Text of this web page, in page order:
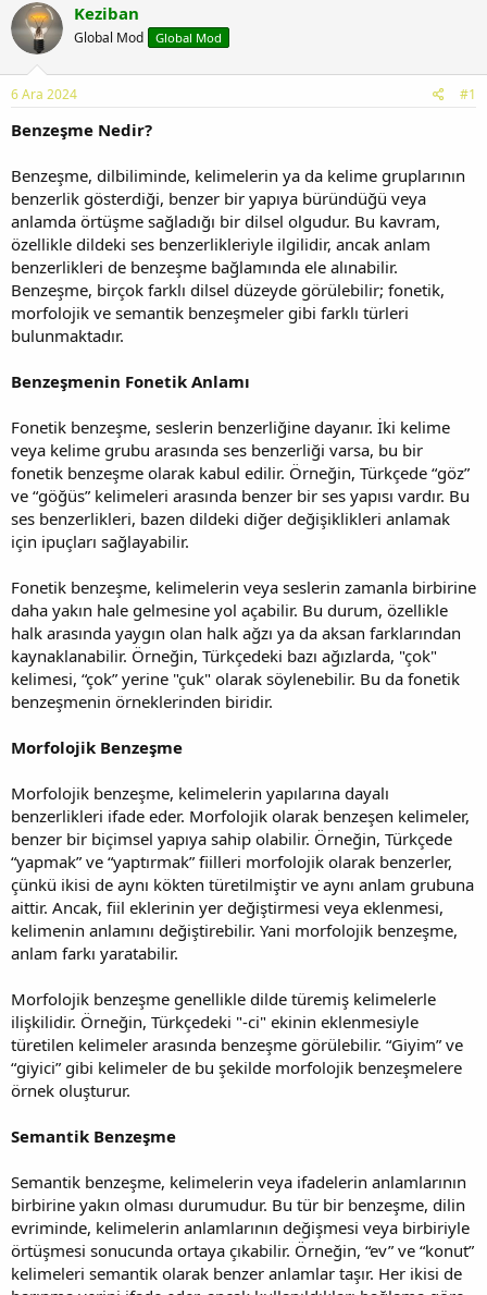
n
u
y
b
a
ş
t
a
n
ş
a
ç
r
i
h
i
Keziban
Global Mod Global Mod
6 Ara 2024 #1
Benzeşme Nedir?
Benzeşme, dilbiliminde, kelimelerin ya da kelime gruplarının
benzerlik gösterdiği, benzer bir yapıya büründüğü veya
anlamda örtüşme sağladığı bir dilsel olgudur. Bu kavram,
özellikle dildeki ses benzerlikleriyle ilgilidir, ancak anlam
benzerlikleri de benzeşme bağlamında ele alınabilir.
Benzeşme, birçok farklı dilsel düzeyde görülebilir; fonetik,
morfolojik ve semantik benzeşmeler gibi farklı türleri
bulunmaktadır.
Benzeşmenin Fonetik Anlamı
Fonetik benzeşme, seslerin benzerliğine dayanır. İki kelime
veya kelime grubu arasında ses benzerliği varsa, bu bir
fonetik benzeşme olarak kabul edilir. Örneğin, Türkçede “göz”
ve “göğüs” kelimeleri arasında benzer bir ses yapısı vardır. Bu
ses benzerlikleri, bazen dildeki diğer değişiklikleri anlamak
için ipuçları sağlayabilir.
Fonetik benzeşme, kelimelerin veya seslerin zamanla birbirine
daha yakın hale gelmesine yol açabilir. Bu durum, özellikle
halk arasında yaygın olan halk ağzı ya da aksan farklarından
kaynaklanabilir. Örneğin, Türkçedeki bazı ağızlarda, "çok"
kelimesi, “çok” yerine "çuk" olarak söylenebilir. Bu da fonetik
benzeşmenin örneklerinden biridir.
Morfolojik Benzeşme
Morfolojik benzeşme, kelimelerin yapılarına dayalı
benzerlikleri ifade eder. Morfolojik olarak benzeşen kelimeler,
benzer bir biçimsel yapıya sahip olabilir. Örneğin, Türkçede
“yapmak” ve “yaptırmak” fiilleri morfolojik olarak benzerler,
çünkü ikisi de aynı kökten türetilmiştir ve aynı anlam grubuna
aittir. Ancak, fiil eklerinin yer değiştirmesi veya eklenmesi,
kelimenin anlamını değiştirebilir. Yani morfolojik benzeşme,
anlam farkı yaratabilir.
Morfolojik benzeşme genellikle dilde türemiş kelimelerle
ilişkilidir. Örneğin, Türkçedeki "-ci" ekinin eklenmesiyle
türetilen kelimeler arasında benzeşme görülebilir. “Giyim” ve
“giyici” gibi kelimeler de bu şekilde morfolojik benzeşmelere
örnek oluşturur.
Semantik Benzeşme
Semantik benzeşme, kelimelerin veya ifadelerin anlamlarının
birbirine yakın olması durumudur. Bu tür bir benzeşme, dilin
evriminde, kelimelerin anlamlarının değişmesi veya birbiriyle
örtüşmesi sonucunda ortaya çıkabilir. Örneğin, “ev” ve “konut”
kelimeleri semantik olarak benzer anlamlar taşır. Her ikisi de